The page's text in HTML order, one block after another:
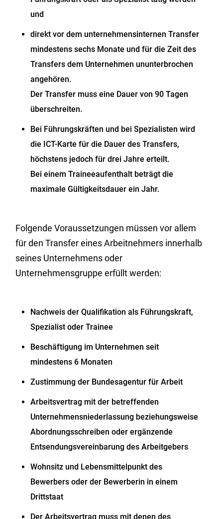
und
direkt vor dem unternehmensinternen Transfer
mindestens sechs Monate und für die Zeit des
Transfers dem Unternehmen ununterbrochen
angehören.
Der Transfer muss eine Dauer von 90 Tagen
überschreiten.
Bei Führungskräften und bei Spezialisten wird
die ICT-Karte für die Dauer des Transfers,
höchstens jedoch für drei Jahreerteilt.
Bei einem Traineeaufenthalt beträgt die
maximale Gültigkeitsdauer ein Jahr.
Folgende Voraussetzungen müssen vor allem
für den Transfer eines Arbeitnehmers innerhalb
seines Unternehmens oder
Unternehmensgruppe erfüllt werden:
Nachweis der Qualifikation als Führungskraft,
Spezialist oder Trainee
Beschäftigung im Unternehmen seit
mindestens 6 Monaten
Zustimmung der Bundesagentur für Arbeit
Arbeitsvertrag mit der betreffenden
Unternehmensniederlassung beziehungsweise
Abordnungsschreiben oder ergänzende
Entsendungsvereinbarung des Arbeitgebers
Wohnsitz und Lebensmittelpunkt des
Bewerbers oder der Bewerberin in einem
Drittstaat
Der Arbeitsvertrag muss mit denen des